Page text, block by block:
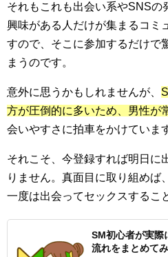
それもこれも出会い系やSNSの
興味がある人だけが集まるコミ
すので、そこに参加するだけで
まうのです。
意外に思うかもしれませんが、
方が圧倒的に多いため、男性が
会いやすさに拍車をかけていま
それこそ、今登録すれば明日に
りません。真面目に取り組めば
一度は出会ってセックスするこ
SM初心者が実際
流れをまとめて